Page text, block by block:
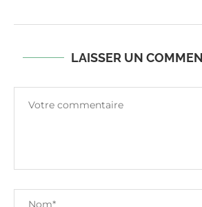
LAISSER UN